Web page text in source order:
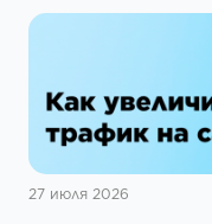
27 июля 2026